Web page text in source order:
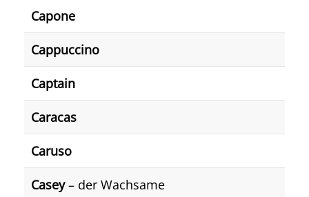
Capone
Cappuccino
Captain
Caracas
Caruso
Casey– der Wachsame